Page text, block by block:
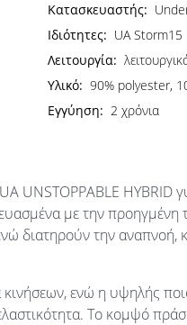
Κατασκευαστής:
Ιδιότητες: UA Storm15
Λειτουργία:
Υλικό: 90% polyester,
Εγγύηση: 2 χρόνια
UNSTOPPABLE HYBRID
με την
διατηρούν την αναπνοή,
κινήσεων, ενώ η υψηλής
Το κομψό